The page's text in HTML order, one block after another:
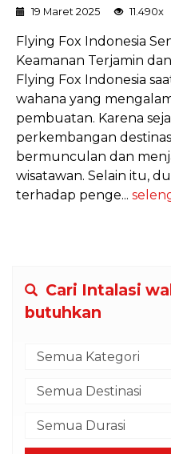
19 Maret 2025 11.490x
Flying Fox Indonesia
Keamanan Terjamin
Flying Fox Indonesia
wahana yang
pembuatan. Karena
perkembangan
bermunculan dan
wisatawan. Selain itu,
terhadap penge...
Cari Intalasi
butuhkan